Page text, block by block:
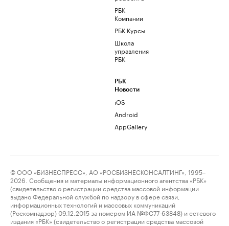
РБК
Компании
РБК Курсы
Школа
управления
РБК
РБК
Новости
iOS
Android
AppGallery
© ООО «БИЗНЕСПРЕСС», АО «РОСБИЗНЕСКОНСАЛТИНГ», 1995–
2026. Сообщения и материалы информационного агентства «РБК»
(свидетельство о регистрации средства массовой информации
выдано Федеральной службой по надзору в сфере связи,
информационных технологий и массовых коммуникаций
(Роскомнадзор) 09.12.2015 за номером ИА №ФС77-63848) и сетевого
издания «РБК» (свидетельство о регистрации средства массовой